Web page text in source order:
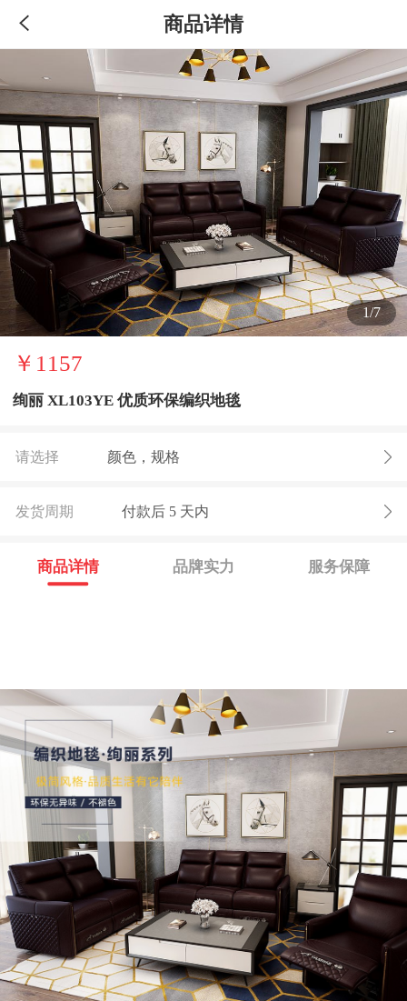
商品详情
1/7
￥1157
绚丽 XL103YE 优质环保编织地毯
请选择 颜色，规格
发货周期 付款后 5 天内
商品详情 品牌实力 服务保障